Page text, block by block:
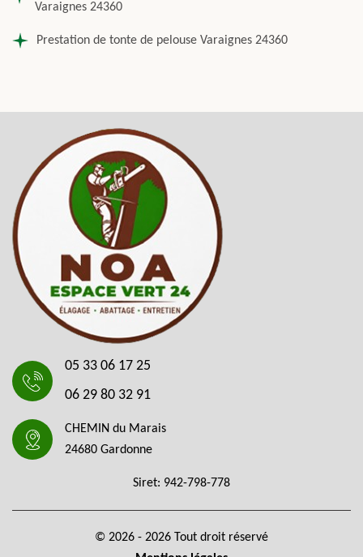
Varaignes 24360
Prestation de tonte de pelouse Varaignes 24360
05 33 06 17 25
06 29 80 32 91
CHEMIN du Marais
24680 Gardonne
Siret: 942-798-778
© 2026 - 2026 Tout droit réservé